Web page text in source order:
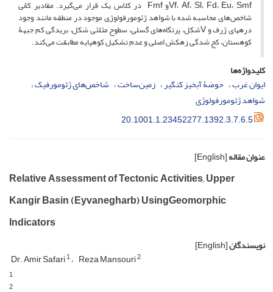
Vf،Af، Sl، Fd، Eu،Smf وFmf در کلاس یک قرار می‌گیرد. مقادیر کمّی
شاخص‌های محاسبه شده با شواهد ژئومورفولوژی موجود در منطقه مانند وجود
دره­های ژرف وVشکل، پرتگاه‌های گسلی، سطوح مثلثی شکل، بریدگی کم جبهۀ
کوهستان، کج شدگی زهکش اصلی و عدم تشکیل کوهپایه مطابقت می‌کند.
کلیدواژه‌ها
ایوان غرب حوضۀ آبخیز کنگیر زمین‌ساخت شاخص‌های ژئومورفیک
شواهد ژئومورفولوژی
20.1001.1.23452277.1392.3.7.6.5
عنوان مقاله[English]
Relative Assessment of Tectonic Activities, Upper
Kangir Basin (Eyvanegharb) UsingGeomorphic
Indicators
نویسندگان[English]
Dr. Amir Safari1 Reza Mansouri2
1
2